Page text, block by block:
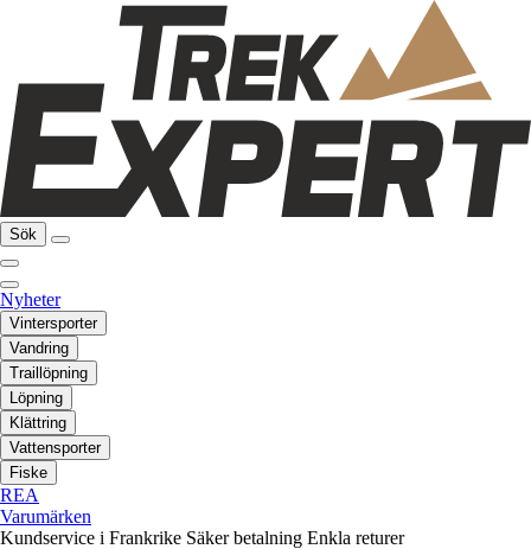
Sök
Nyheter
Vintersporter
Vandring
Traillöpning
Löpning
Klättring
Vattensporter
Fiske
REA
Varumärken
Kundservice i Frankrike Säker betalning Enkla returer